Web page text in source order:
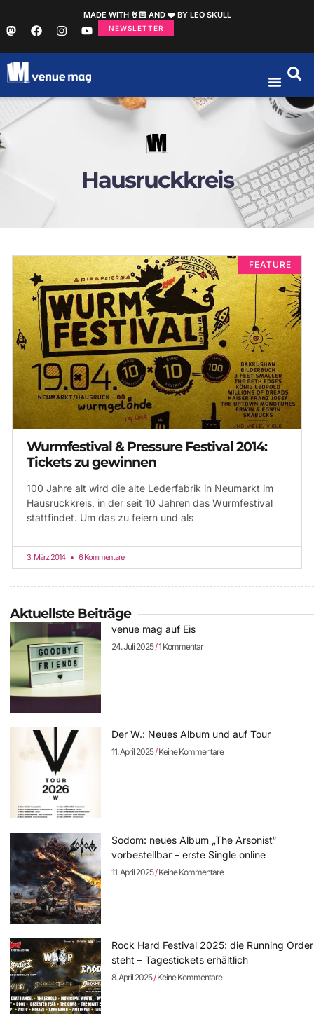
MADE WITH 🤘🏻 AND ❤️ BY LEO SKULL
NEWSLETTER
Hausruckkreis
FEATURE
Wurmfestival & Pressure Festival 2014:
Tickets zu gewinnen
100 Jahre alt wird die alte Lederfabrik in Neumarkt im
Hausruckkreis, in der seit 10 Jahren das Wurmfestival
stattfindet. Um das zu feiern und als
3. März 2014 6 Kommentare
Aktuellste Beiträge
venue mag auf Eis
24. Juli 2025 1 Kommentar
Der W.: Neues Album und auf Tour
11. April 2025 Keine Kommentare
Sodom: neues Album „The Arsonist“
vorbestellbar – erste Single online
11. April 2025 Keine Kommentare
Rock Hard Festival 2025: die Running Order
steht – Tagestickets erhältlich
8. April 2025 Keine Kommentare